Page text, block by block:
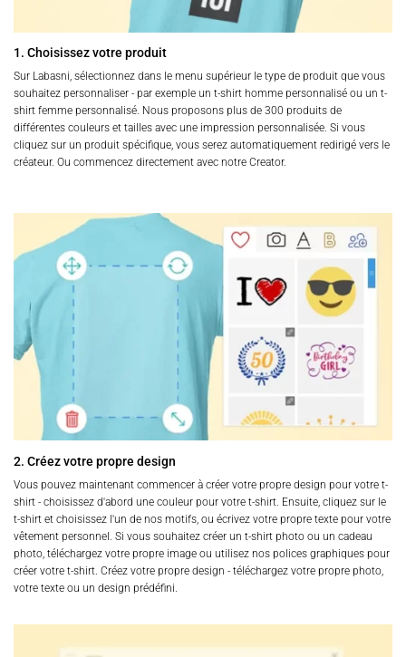
1. Choisissez votre produit
Sur Labasni, sélectionnez dans le menu supérieur le type de produit que vous
souhaitez personnaliser - par exemple un t-shirt homme personnalisé ou un t-
shirt femme personnalisé. Nous proposons plus de 300 produits de
différentes couleurs et tailles avec une impression personnalisée. Si vous
cliquez sur un produit spécifique, vous serez automatiquement redirigé vers le
créateur. Ou commencez directement avec notre Creator.
2. Créez votre propre design
Vous pouvez maintenant commencer à créer votre propre design pour votre t-
shirt - choisissez d'abord une couleur pour votre t-shirt. Ensuite, cliquez sur le
t-shirt et choisissez l'un de nos motifs, ou écrivez votre propre texte pour votre
vêtement personnel. Si vous souhaitez créer un t-shirt photo ou un cadeau
photo, téléchargez votre propre image ou utilisez nos polices graphiques pour
créer votre t-shirt. Créez votre propre design - téléchargez votre propre photo,
votre texte ou un design prédéfini.